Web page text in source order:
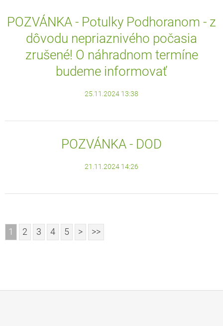
POZVÁNKA - Potulky Podhoranom - z
dôvodu nepriaznivého počasia
zrušené! O náhradnom termíne
budeme informovať
25.11.2024 13:38
POZVÁNKA - DOD
21.11.2024 14:26
1 2 3 4 5 > >>